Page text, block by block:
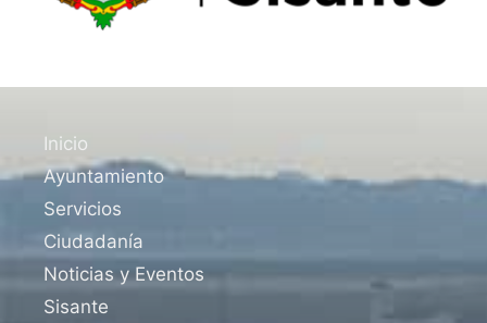
Inicio
Ayuntamiento
Servicios
Ciudadanía
Noticias y Eventos
Sisante